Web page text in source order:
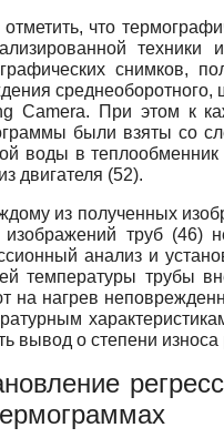
отметить, что
снимков,
среднеоборотного,
Camera. При этом к
были взяты со
воды в
двигателя (52).
из полученных
изображений труб (46)
анализ и
температуры трубы
на нагрев
вывод о степени